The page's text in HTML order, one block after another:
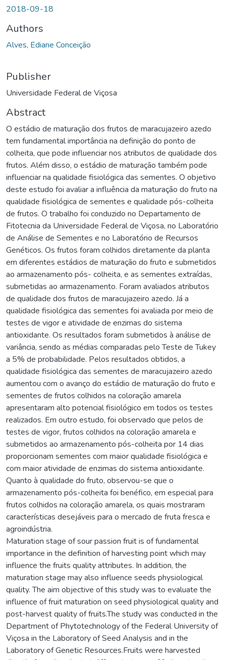
2018-09-18
Authors
Alves, Ediane Conceição
Publisher
Universidade Federal de Viçosa
Abstract
O estádio de maturação dos frutos de maracujazeiro azedo
tem fundamental importância na definição do ponto de
colheita, que pode influenciar nos atributos de qualidade dos
frutos. Além disso, o estádio de maturação também pode
influenciar na qualidade fisiológica das sementes. O objetivo
deste estudo foi avaliar a influência da maturação do fruto na
qualidade fisiológica de sementes e qualidade pós-colheita
de frutos. O trabalho foi conduzido no Departamento de
Fitotecnia da Universidade Federal de Viçosa, no Laboratório
de Análise de Sementes e no Laboratório de Recursos
Genéticos. Os frutos foram colhidos diretamente da planta
em diferentes estádios de maturação do fruto e submetidos
ao armazenamento pós- colheita, e as sementes extraídas,
submetidas ao armazenamento. Foram avaliados atributos
de qualidade dos frutos de maracujazeiro azedo. Já a
qualidade fisiológica das sementes foi avaliada por meio de
testes de vigor e atividade de enzimas do sistema
antioxidante. Os resultados foram submetidos à análise de
variância, sendo as médias comparadas pelo Teste de Tukey
a 5% de probabilidade. Pelos resultados obtidos, a
qualidade fisiológica das sementes de maracujazeiro azedo
aumentou com o avanço do estádio de maturação do fruto e
sementes de frutos colhidos na coloração amarela
apresentaram alto potencial fisiológico em todos os testes
realizados. Em outro estudo, foi observado que pelos de
testes de vigor, frutos colhidos na coloração amarela e
submetidos ao armazenamento pós-colheita por 14 dias
proporcionam sementes com maior qualidade fisiológica e
com maior atividade de enzimas do sistema antioxidante.
Quanto à qualidade do fruto, observou-se que o
armazenamento pós-colheita foi benéfico, em especial para
frutos colhidos na coloração amarela, os quais mostraram
características desejáveis para o mercado de fruta fresca e
agroindústria.
Maturation stage of sour passion fruit is of fundamental
importance in the definition of harvesting point which may
influence the fruits quality attributes. In addition, the
maturation stage may also influence seeds physiological
quality. The aim objective of this study was to evaluate the
influence of fruit maturation on seed physiological quality and
post-harvest quality of fruits.The study was conducted in the
Department of Phytotechnology of the Federal University of
Viçosa in the Laboratory of Seed Analysis and in the
Laboratory of Genetic Resources.Fruits were harvested